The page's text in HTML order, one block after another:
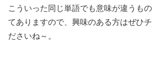
こういった同じ単語でも意味が違うも
てありますので、興味のある方はぜひチ
ださいね～。